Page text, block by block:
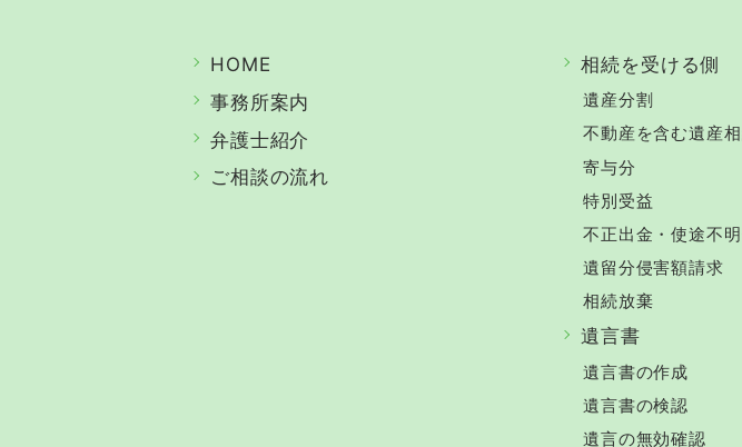
HOME
事務所案内
弁護士紹介
ご相談の流れ
相続を受ける側
遺産分割
不動産を含む遺産
寄与分
特別受益
不正出金・使途不
遺留分侵害額請求
相続放棄
遺言書
遺言書の作成
遺言書の検認
遺言の無効確認